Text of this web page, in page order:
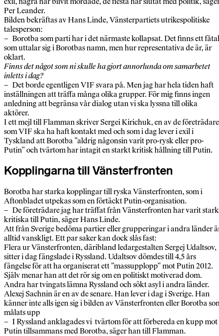
Per Leander.
Bilden bekräftas av Hans Linde, Vänsterpartiets utrikespolitiske
talesperson:
– Borotba som parti har i det närmaste kollapsat. Det finns ett fåtal
som uttalar sig i Borotbas namn, men hur representativa de är, är
oklart.
Finns det något som ni skulle ha gjort annorlunda om samarbetet
inletts i dag?
– Det borde egentligen VIF svara på. Men jag har hela tiden haft
inställningen att träffa många olika grupper. För mig finns ingen
anledning att begränsa vår dialog utan vi ska lyssna till olika
aktörer.
I ett mejl till Flamman skriver Sergei Kirichuk, en av de företrädare
som VIF ska ha haft kontakt med och som i dag lever i exil i
Tyskland att Borotba ”aldrig någonsin varit pro-rysk eller pro-
Putin” och tvärtom har intagit en starkt kritisk hållning till Putin.
Kopplingarna till Vänsterfronten
Borotba har starka kopplingar till ryska Vänsterfronten, som i
Aftonbladet utpekas som en förtäckt Putin-organisation.
– De företrädare jag har träffat från Vänsterfronten har varit
kritiska till Putin, säger Hans Linde.
Att från Sverige bedöma partier eller grupperingar i andra länder
alltid vanskligt. Ett par saker kan dock slås fast:
Flera ur Vänsterfronten, däribland ledargestalten Sergej Udaltsov,
sitter i dag fängslade i Ryssland. Udaltsov dömdes till 4,5 års
fängelse för att ha organiserat ett ”massupplopp” mot Putin 2012.
Själv menar han att det rör sig om en politiskt motiverad dom.
Andra har tvingats lämna Ryssland och sökt asyl i andra länder.
Alexej Sachnin är en av de senare. Han lever i dag i Sverige. Han
känner inte alls igen sig i bilden av Vänsterfronten eller Borotba
målats upp
– I Ryssland anklagades vi tvärtom för att förbereda en kupp mot
Putin tillsammans med Borotba, säger han till Flamman.